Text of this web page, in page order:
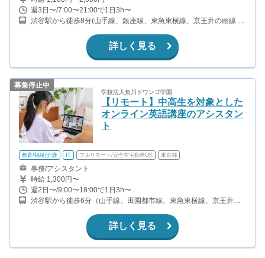
週3日〜/7:00〜21:00で1日3h〜
渋谷駅から徒歩8分(山手線、銀座線、東急東横線、京王井の頭線 ほ
詳しく見る
募集停止中
学校法人角川ドワンゴ学園
【リモート】中高生を対象とした
オンライン英語講座のアシスタン
ト
教育/福祉/介護 IT フルリモート/完全在宅勤務OK 東京都
事務/アシスタント
時給 1,300円〜
週2日〜/9:00〜18:00で1日3h〜
渋谷駅から徒歩6分（山手線、田園都市線、東急東横線、京王井の
明治神宮前駅から徒歩12分（千代田線、副都心線）
詳しく見る